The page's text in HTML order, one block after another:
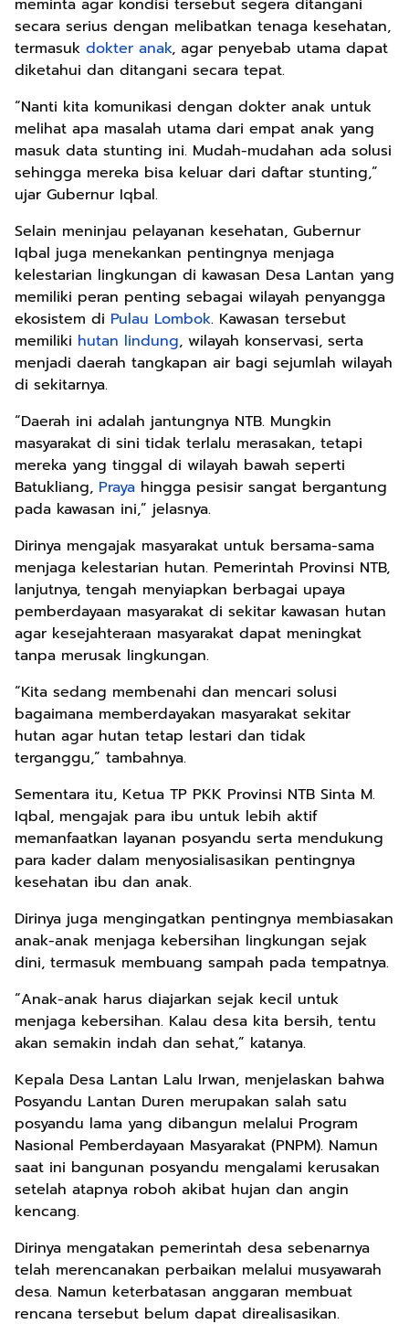
secara serius dengan melibatkan tenaga kesehatan,
termasuk dokter anak, agar penyebab utama dapat
diketahui dan ditangani secara tepat.
“Nanti kita komunikasi dengan dokter anak untuk
melihat apa masalah utama dari empat anak yang
masuk data stunting ini. Mudah-mudahan ada solusi
sehingga mereka bisa keluar dari daftar stunting,”
ujar Gubernur Iqbal.
Selain meninjau pelayanan kesehatan, Gubernur
Iqbal juga menekankan pentingnya menjaga
kelestarian lingkungan di kawasan Desa Lantan yang
memiliki peran penting sebagai wilayah penyangga
ekosistem di Pulau Lombok. Kawasan tersebut
memiliki hutan lindung, wilayah konservasi, serta
menjadi daerah tangkapan air bagi sejumlah wilayah
di sekitarnya.
“Daerah ini adalah jantungnya NTB. Mungkin
masyarakat di sini tidak terlalu merasakan, tetapi
mereka yang tinggal di wilayah bawah seperti
Batukliang, Praya hingga pesisir sangat bergantung
pada kawasan ini,” jelasnya.
Dirinya mengajak masyarakat untuk bersama-sama
menjaga kelestarian hutan. Pemerintah Provinsi NTB,
lanjutnya, tengah menyiapkan berbagai upaya
pemberdayaan masyarakat di sekitar kawasan hutan
agar kesejahteraan masyarakat dapat meningkat
tanpa merusak lingkungan.
“Kita sedang membenahi dan mencari solusi
bagaimana memberdayakan masyarakat sekitar
hutan agar hutan tetap lestari dan tidak
terganggu,” tambahnya.
Sementara itu, Ketua TP PKK Provinsi NTB Sinta M.
Iqbal, mengajak para ibu untuk lebih aktif
memanfaatkan layanan posyandu serta mendukung
para kader dalam menyosialisasikan pentingnya
kesehatan ibu dan anak.
Dirinya juga mengingatkan pentingnya membiasakan
anak-anak menjaga kebersihan lingkungan sejak
dini, termasuk membuang sampah pada tempatnya.
“Anak-anak harus diajarkan sejak kecil untuk
menjaga kebersihan. Kalau desa kita bersih, tentu
akan semakin indah dan sehat,” katanya.
Kepala Desa Lantan Lalu Irwan, menjelaskan bahwa
Posyandu Lantan Duren merupakan salah satu
posyandu lama yang dibangun melalui Program
Nasional Pemberdayaan Masyarakat (PNPM). Namun
saat ini bangunan posyandu mengalami kerusakan
setelah atapnya roboh akibat hujan dan angin
kencang.
Dirinya mengatakan pemerintah desa sebenarnya
telah merencanakan perbaikan melalui musyawarah
desa. Namun keterbatasan anggaran membuat
rencana tersebut belum dapat direalisasikan.